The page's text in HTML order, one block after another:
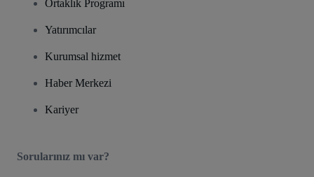
Ortaklık Programı
Yatırımcılar
Kurumsal hizmet
Haber Merkezi
Kariyer
Sorularınız mı var?